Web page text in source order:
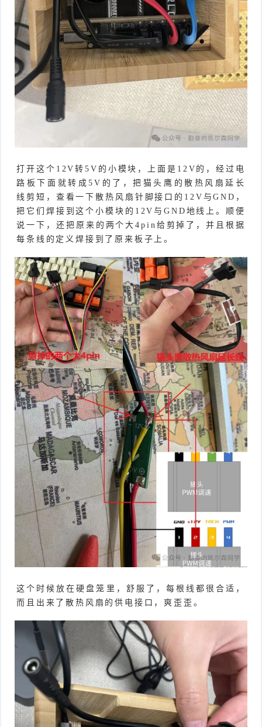
打开这个12V转5V的小模块，上面是12V的，经过电
路板下面就转成5V的了，把猫头鹰的散热风扇延长
线剪短，查看一下散热风扇针脚接口的12V与GND，
把它们焊接到这个小模块的12V与GND地线上。顺便
说一下，还把原来的两个大4pin给剪掉了，并且根据
每条线的定义焊接到了原来板子上。
这个时候放在硬盘笼里，舒服了，每根线都很合适，
而且出来了散热风扇的供电接口，爽歪歪。